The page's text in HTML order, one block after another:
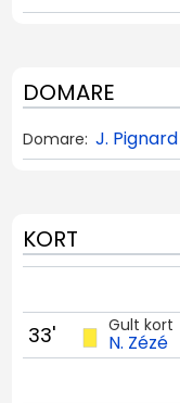
DOMARE
Domare: J. Pignard
KORT
Gult kort
N. Zézé
33'